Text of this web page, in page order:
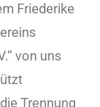
Friederike
von uns
Trennung